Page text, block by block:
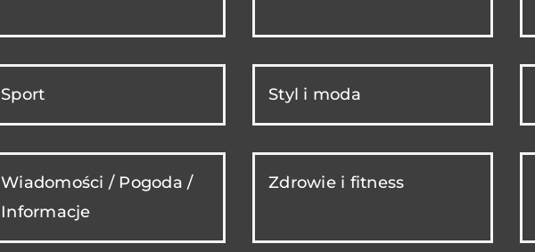
Sport Styl i moda
Wiadomości / Pogoda /
Informacje
Zdrowie i fitness